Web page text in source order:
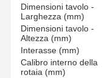
Aggancio di gru
Carrello di estremità
Blocco di puleggia
Dimensioni tavolo -
Larghezza (mm)
Dimensioni tavolo -
Altezza (mm)
Interasse (mm)
Calibro interno della
rotaia (mm)